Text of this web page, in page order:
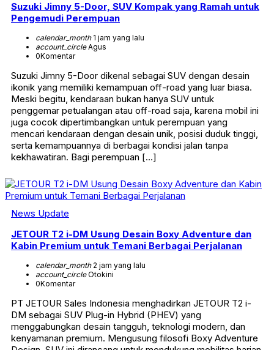
Suzuki Jimny 5-Door, SUV Kompak yang Ramah untuk
Pengemudi Perempuan
calendar_month1 jam yang lalu
account_circleAgus
0Komentar
Suzuki Jimny 5-Door dikenal sebagai SUV dengan desain
ikonik yang memiliki kemampuan off-road yang luar biasa.
Meski begitu, kendaraan bukan hanya SUV untuk
penggemar petualangan atau off-road saja, karena mobil ini
juga cocok dipertimbangkan untuk perempuan yang
mencari kendaraan dengan desain unik, posisi duduk tinggi,
serta kemampuannya di berbagai kondisi jalan tanpa
kekhawatiran. Bagi perempuan […]
News Update
JETOUR T2 i-DM Usung Desain Boxy Adventure dan
Kabin Premium untuk Temani Berbagai Perjalanan
calendar_month2 jam yang lalu
account_circleOtokini
0Komentar
PT JETOUR Sales Indonesia menghadirkan JETOUR T2 i-
DM sebagai SUV Plug-in Hybrid (PHEV) yang
menggabungkan desain tangguh, teknologi modern, dan
kenyamanan premium. Mengusung filosofi Boxy Adventure